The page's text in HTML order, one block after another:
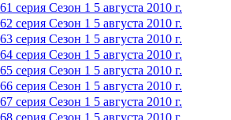
61 серия Сезон 1 5 августа 2010 г.
62 серия Сезон 1 5 августа 2010 г.
63 серия Сезон 1 5 августа 2010 г.
64 серия Сезон 1 5 августа 2010 г.
65 серия Сезон 1 5 августа 2010 г.
66 серия Сезон 1 5 августа 2010 г.
67 серия Сезон 1 5 августа 2010 г.